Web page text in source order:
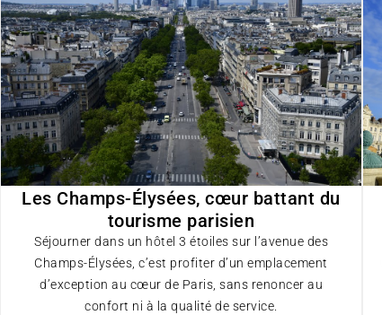
Les Champs-Élysées, cœur battant du
tourisme parisien
Séjourner dans un hôtel 3 étoiles sur l’avenue des
Champs-Élysées, c’est profiter d’un emplacement
d’exception au cœur de Paris, sans renoncer au
confort ni à la qualité de service.